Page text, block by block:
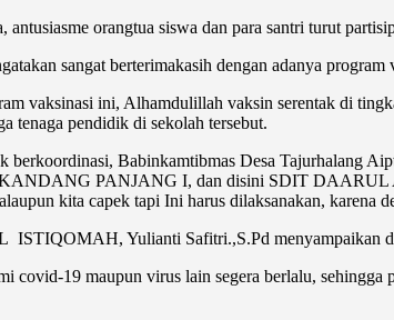
antusiasme orangtua siswa dan para santri turut
sangat berterimakasih dengan adanya
vaksinasi ini, Alhamdulillah vaksin serentak di
tenaga pendidik di sekolah tersebut.
berkoordinasi, Babinkamtibmas Desa Tajurhalang
PANJANG I, dan disini SDIT DAARUL
kita capek tapi Ini harus dilaksanakan, karena
Yulianti Safitri.,S.Pd menyampaikan
covid-19 maupun virus lain segera berlalu,